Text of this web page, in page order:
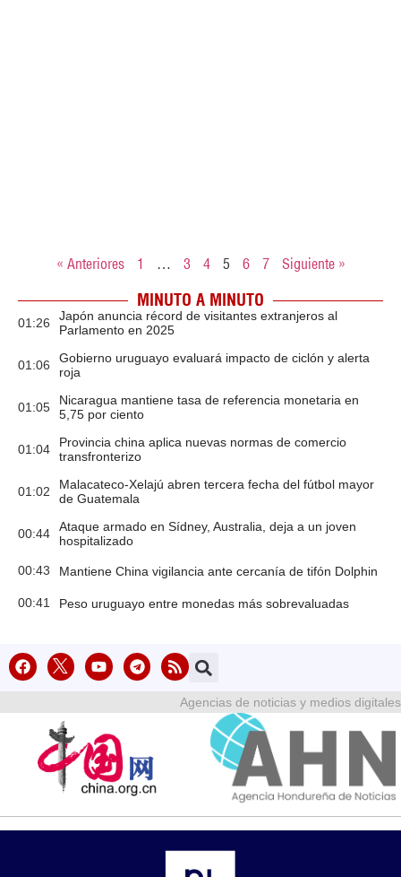
« Anteriores 1 … 3 4 5 6 7 Siguiente »
MINUTO A MINUTO
01:26
Japón anuncia récord de visitantes extranjeros al
Parlamento en 2025
01:06
Gobierno uruguayo evaluará impacto de ciclón y alerta
roja
01:05
Nicaragua mantiene tasa de referencia monetaria en
5,75 por ciento
01:04
Provincia china aplica nuevas normas de comercio
transfronterizo
01:02
Malacateco-Xelajú abren tercera fecha del fútbol mayor
de Guatemala
00:44
Ataque armado en Sídney, Australia, deja a un joven
hospitalizado
00:43 Mantiene China vigilancia ante cercanía de tifón Dolphin
00:41 Peso uruguayo entre monedas más sobrevaluadas
Agencias de noticias y medios digitales